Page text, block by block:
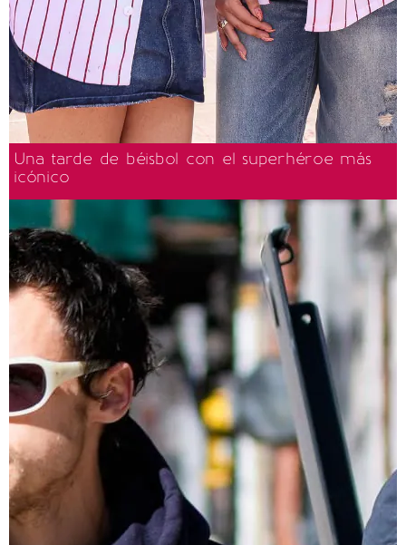
Una tarde de béisbol con el superhéroe más
icónico